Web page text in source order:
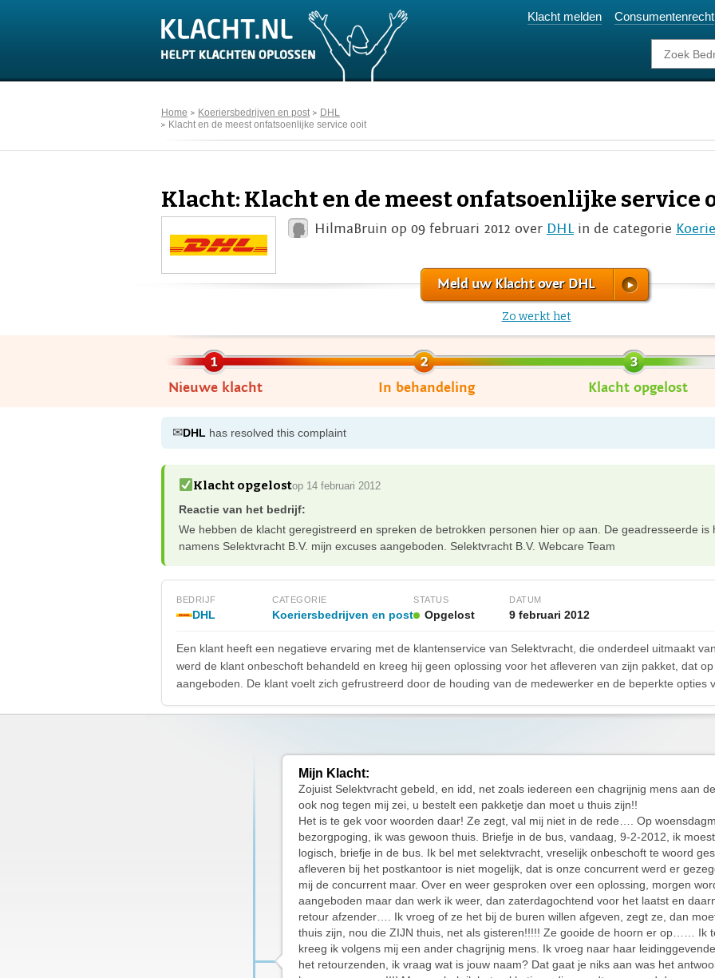
Klacht melden Consumentenrecht
Home Koeriersbedrijven en post
DHL
Klacht en de meest onfatsoenlijke service ooit
Klacht: Klacht en de meest onfatsoenlijke service
HilmaBruin op 09 februari 2012 over DHLin de categorie
Meld uw Klacht over DHL
Zo werkt het
Nieuwe klacht In behandeling Klacht opgelost
✉DHL has resolved this complaint
Klacht opgelostop 14 februari 2012
Reactie van het bedrijf:
We hebben de klacht geregistreerd en spreken de betrokken personen hier op aan. De geadresseerde is
namens Selektvracht B.V. mijn excuses aangeboden. Selektvracht B.V. Webcare Team
BEDRIJF
DHL
CATEGORIE
Koeriersbedrijven en post
STATUS
Opgelost
DATUM
9 februari 2012
Een klant heeft een negatieve ervaring met de klantenservice van Selektvracht, die onderdeel uitmaakt
werd de klant onbeschoft behandeld en kreeg hij geen oplossing voor het afleveren van zijn pakket, dat
aangeboden. De klant voelt zich gefrustreerd door de houding van de medewerker en de beperkte opties
Mijn Klacht:
Zojuist Selektvracht gebeld, en idd, net zoals iedereen een chagrijnig mens aan
ook nog tegen mij zei, u bestelt een pakketje dan moet u thuis zijn!!
Het is te gek voor woorden daar! Ze zegt, val mij niet in de rede…. Op
bezorgpoging, ik was gewoon thuis. Briefje in de bus, vandaag, 9-2-2012, ik
logisch, briefje in de bus. Ik bel met selektvracht, vreselijk onbeschoft te woord
afleveren bij het postkantoor is niet mogelijk, dat is onze concurrent werd er
mij de concurrent maar. Over en weer gesproken over een oplossing, morgen
aangeboden maar dan werk ik weer, dan zaterdagochtend voor het laatst en
retour afzender…. Ik vroeg of ze het bij de buren willen afgeven, zegt ze, dan
thuis zijn, nou die ZIJN thuis, net als gisteren!!!!! Ze gooide de hoorn er op…… Ik
kreeg ik volgens mij een ander chagrijnig mens. Ik vroeg naar haar
het retourzenden, ik vraag wat is jouw naam? Dat gaat je niks aan was het